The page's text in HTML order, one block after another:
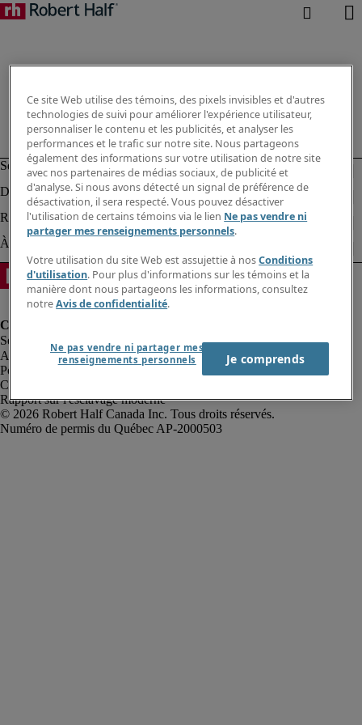
Alerte à la fraude
Politique de confidentialité
Conditions d’utilisation
Rapport sur l'esclavage moderne
Robert Half Canada Inc. Tous droits réservés.
Ce site Web utilise des témoins, des pixels invisibles et d'autres
technologies de suivi pour améliorer l'expérience utilisateur,
personnaliser le contenu et les publicités, et analyser les
performances et le trafic sur notre site. Nous partageons
également des informations sur votre utilisation de notre site
avec nos partenaires de médias sociaux, de publicité et
d'analyse. Si nous avons détecté un signal de préférence de
désactivation, il sera respecté. Vous pouvez désactiver
l'utilisation de certains témoins via le lien Ne pas vendre ni
partager mes renseignements personnels.
Votre utilisation du site Web est assujettie à nosConditions
d'utilisation. Pour plus d'informations sur les témoins et la
manière dont nous partageons les informations, consultez
notreAvis de confidentialité.
Ne pas vendre ni partager mes
renseignements personnels
Je comprends